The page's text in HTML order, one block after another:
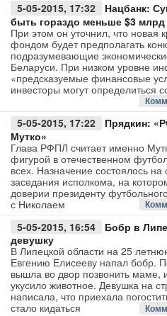
Медиа
Авто
Спорт
Контакты
5-05-2015, 17:32
Нацбанк:
быть гораздо меньше $3 млрд
При этом он уточнил, что новая
фондом будет предполагать
подразумевающие
Беларуси. При низком уровне
«предсказуемые финансовые
инвесторы могут определиться
5-05-2015, 17:22
Прядкин:
Мутко»
Глава РФПЛ считает именно
фигурой в отечественном
всех. Назначение состоялось
заседания исполкома, на
доверии президенту
с Николаем
5-05-2015, 16:54
Бобр в
девушку
В Липецкой области на 25
Евгению Елисееву напал бобр.
вышла во двор позвонить маме,
укусило животное. Девушка на
написала, что приехала
стало кидаться